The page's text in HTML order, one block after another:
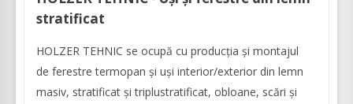
stratificat
HOLZER TEHNIC se ocupă cu producția și montajul
de ferestre termopan și uși interior/exterior din lemn
masiv, stratificat și triplustratificat, obloane, scări și